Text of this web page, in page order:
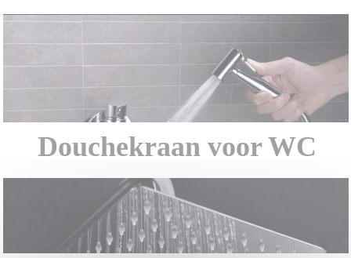
Douchekraan voor WC